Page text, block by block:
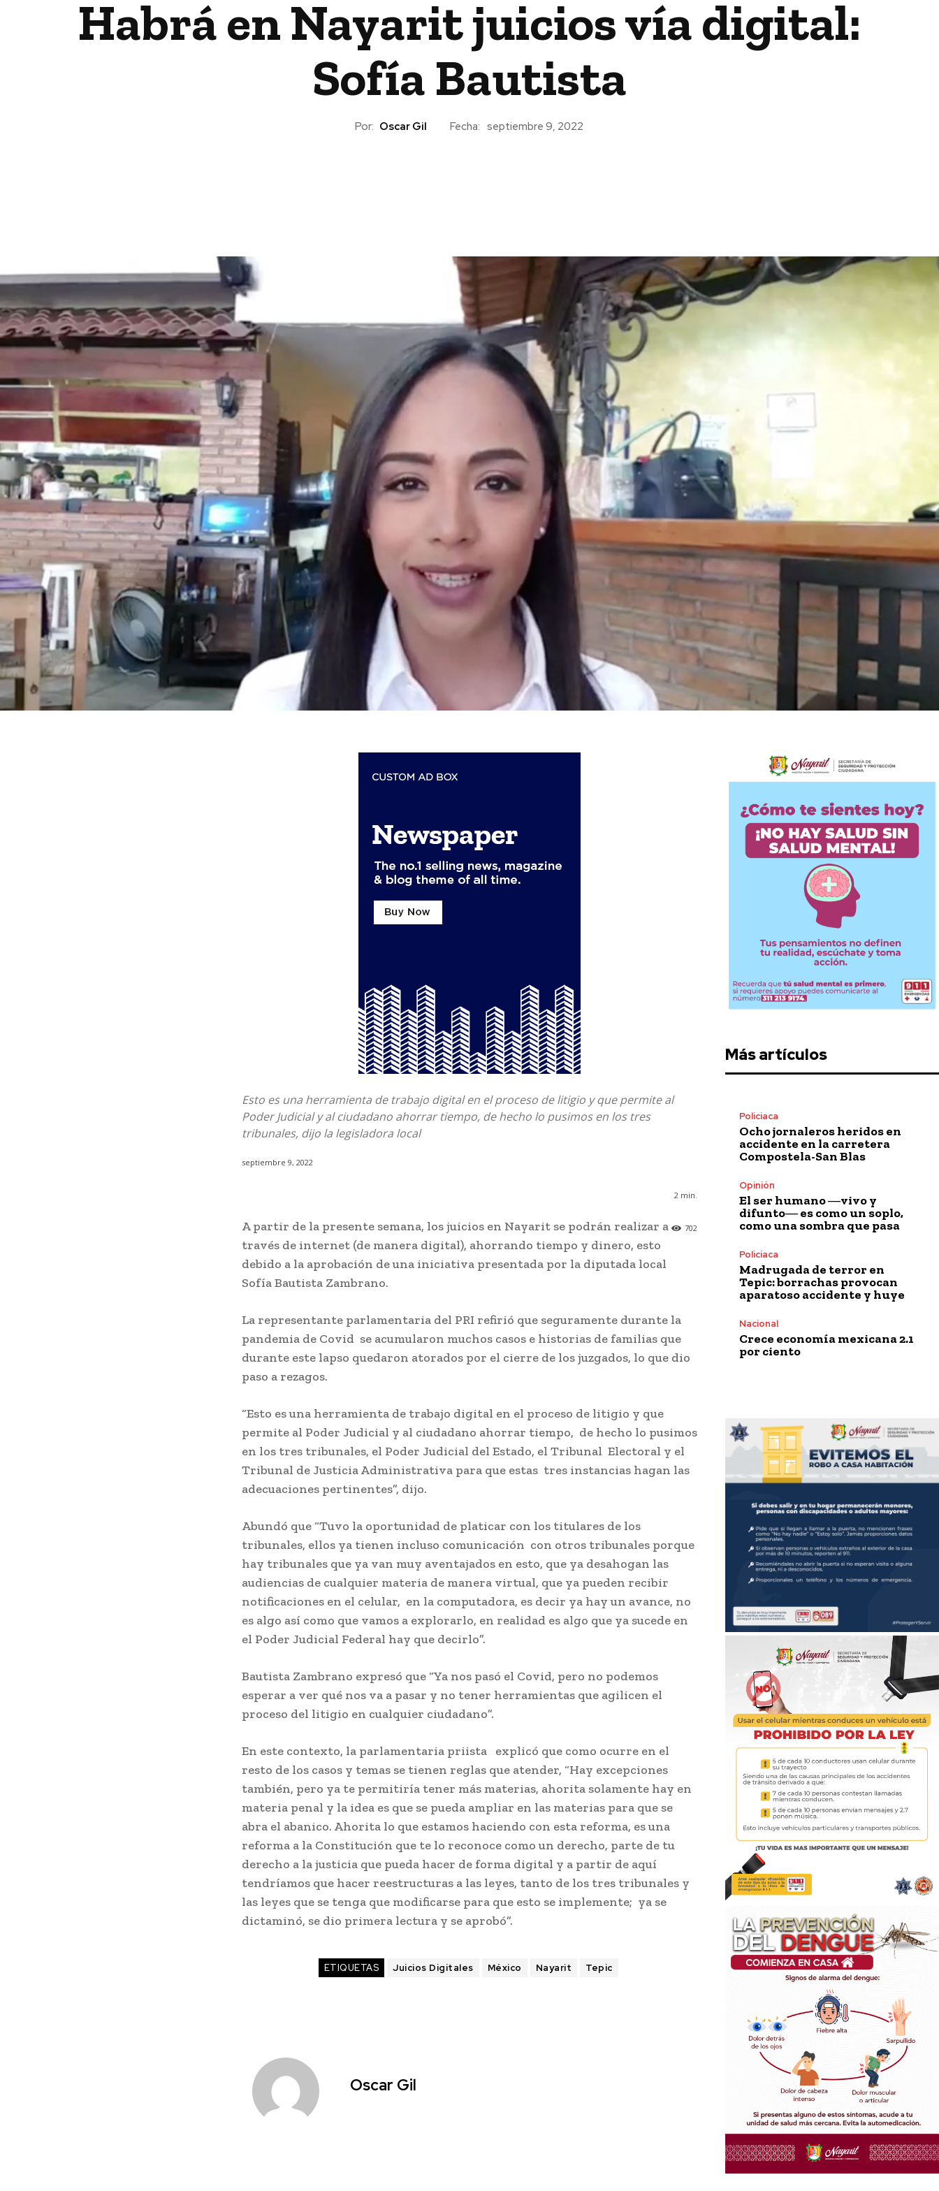
Habrá en Nayarit juicios vía digital:
Sofía Bautista
Por: Oscar Gil Fecha: septiembre 9, 2022
Esto es una herramienta de trabajo digital en el proceso de litigio y que permite al
Poder Judicial y al ciudadano ahorrar tiempo, de hecho lo pusimos en los tres
tribunales, dijo la legisladora local
septiembre 9, 2022
2 min.
702
A partir de la presente semana, los juicios en Nayarit se podrán realizar a
través de internet (de manera digital), ahorrando tiempo y dinero, esto
debido a la aprobación de una iniciativa presentada por la diputada local
Sofía Bautista Zambrano.
La representante parlamentaria del PRI refirió que seguramente durante la
pandemia de Covid se acumularon muchos casos e historias de familias que
durante este lapso quedaron atorados por el cierre de los juzgados, lo que dio
paso a rezagos.
“Esto es una herramienta de trabajo digital en el proceso de litigio y que
permite al Poder Judicial y al ciudadano ahorrar tiempo, de hecho lo pusimos
en los tres tribunales, el Poder Judicial del Estado, el Tribunal Electoral y el
Tribunal de Justicia Administrativa para que estas tres instancias hagan las
adecuaciones pertinentes”, dijo.
Abundó que “Tuvo la oportunidad de platicar con los titulares de los
tribunales, ellos ya tienen incluso comunicación con otros tribunales porque
hay tribunales que ya van muy aventajados en esto, que ya desahogan las
audiencias de cualquier materia de manera virtual, que ya pueden recibir
notificaciones en el celular, en la computadora, es decir ya hay un avance, no
es algo así como que vamos a explorarlo, en realidad es algo que ya sucede en
el Poder Judicial Federal hay que decirlo”.
Bautista Zambrano expresó que “Ya nos pasó el Covid, pero no podemos
esperar a ver qué nos va a pasar y no tener herramientas que agilicen el
proceso del litigio en cualquier ciudadano”.
En este contexto, la parlamentaria priista explicó que como ocurre en el
resto de los casos y temas se tienen reglas que atender, “Hay excepciones
también, pero ya te permitiría tener más materias, ahorita solamente hay en
materia penal y la idea es que se pueda ampliar en las materias para que se
abra el abanico. Ahorita lo que estamos haciendo con esta reforma, es una
reforma a la Constitución que te lo reconoce como un derecho, parte de tu
derecho a la justicia que pueda hacer de forma digital y a partir de aquí
tendríamos que hacer reestructuras a las leyes, tanto de los tres tribunales y
las leyes que se tenga que modificarse para que esto se implemente; ya se
dictaminó, se dio primera lectura y se aprobó”.
ETIQUETAS Juicios Digitales México Nayarit Tepic
Oscar Gil
Más artículos
Policiaca
Ocho jornaleros heridos en
accidente en la carretera
Compostela-San Blas
Opinión
El ser humano ―vivo y
difunto― es como un soplo,
como una sombra que pasa
Policiaca
Madrugada de terror en
Tepic: borrachas provocan
aparatoso accidente y huye
Nacional
Crece economía mexicana 2.1
por ciento